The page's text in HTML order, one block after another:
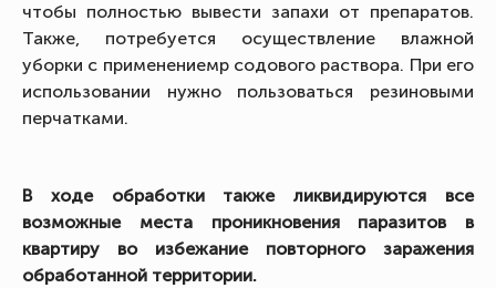
чтобы полностью вывести запахи от препаратов.
Также, потребуется осуществление влажной
уборки с применениемр содового раствора. При его
использовании нужно пользоваться резиновыми
перчатками.
В ходе обработки также ликвидируются все
возможные места проникновения паразитов в
квартиру во избежание повторного заражения
обработанной территории.